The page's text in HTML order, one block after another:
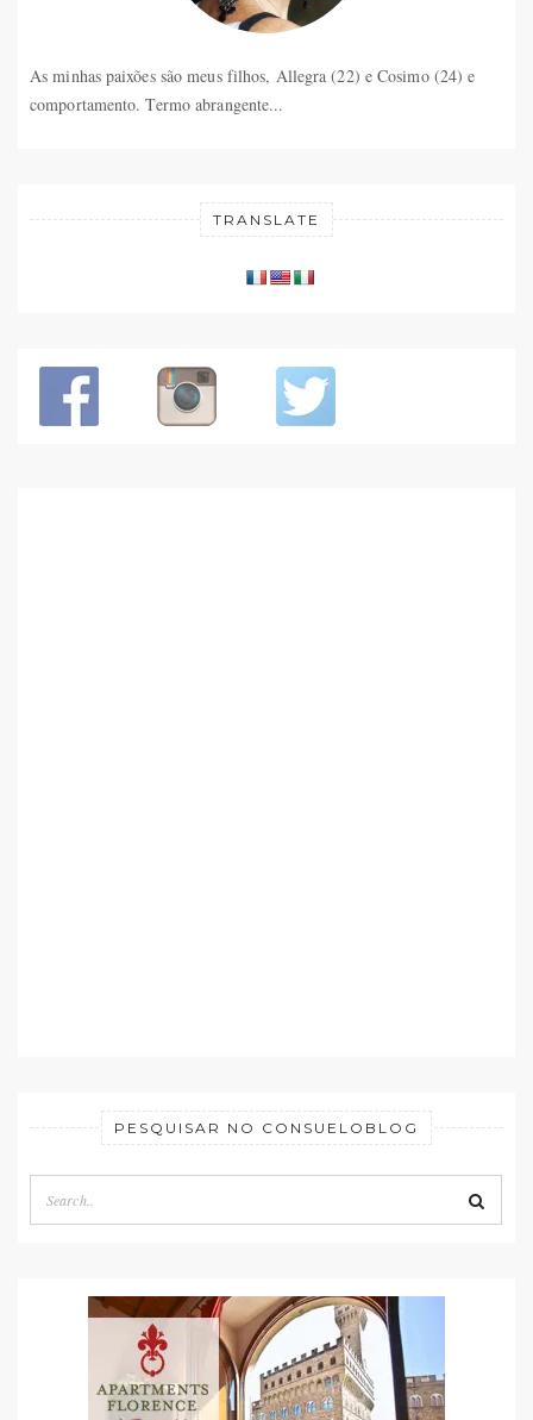
As minhas paixões são meus filhos, Allegra (22) e Cosimo (24) e
comportamento. Termo abrangente...
TRANSLATE
PESQUISAR NO CONSUELOBLOG